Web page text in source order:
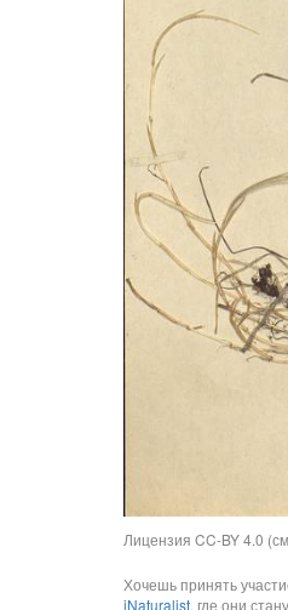
Лицензия CC-BY 4.0
Хочешь принять
iNaturalist, где они